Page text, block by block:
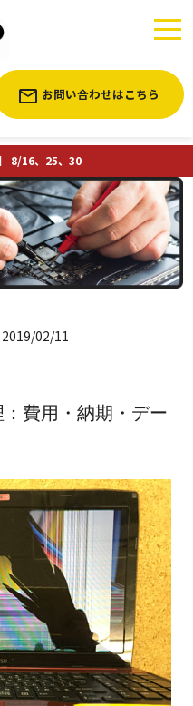
お問い合わせはこちら
8/16、25、30
2019/02/11
費用・納期・デー